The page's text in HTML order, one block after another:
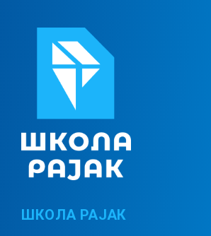
Кореновање – решени
Кореновање – решени
Комплексни бројеви 1
Комплексни бројеви 2
ШКОЛА РАЈАК